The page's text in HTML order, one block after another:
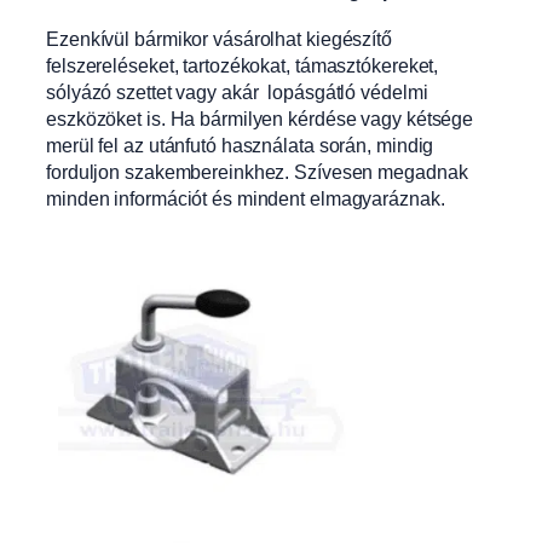
Ezenkívül bármikor vásárolhat kiegészítő
felszereléseket, tartozékokat, támasztókereket,
sólyázó szettet vagy akár lopásgátló védelmi
eszközöket is. Ha bármilyen kérdése vagy kétsége
merül fel az utánfutó használata során, mindig
forduljon szakembereinkhez. Szívesen megadnak
minden információt és mindent elmagyaráznak.